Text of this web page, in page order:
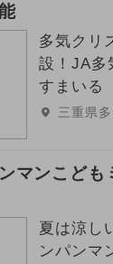
多気クリ
設！JA多
すまいる
三重県
マンこども
夏は涼し
ンパンマ